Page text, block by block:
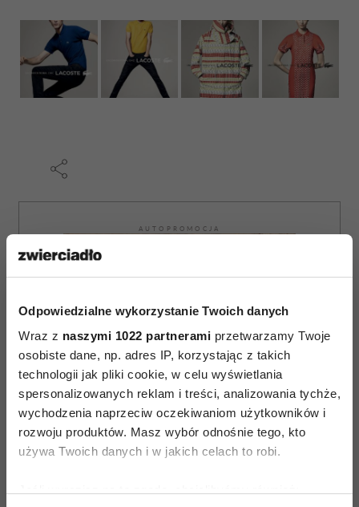
Odpowiedzialne wykorzystanie Twoich danych
Wraz z naszymi 1022 partnerami przetwarzamy Twoje
osobiste dane, np. adres IP, korzystając z takich
technologii jak pliki cookie, w celu wyświetlania
spersonalizowanych reklam i treści, analizowania tychże,
wychodzenia naprzeciw oczekiwaniom użytkowników i
rozwoju produktów. Masz wybór odnośnie tego, kto
używa Twoich danych i w jakich celach to robi.
AUTOPROMOCJA